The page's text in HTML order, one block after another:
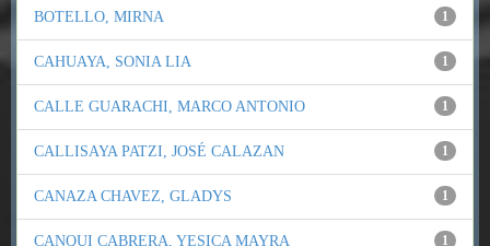
1
BOTELLO, MIRNA
1
CAHUAYA, SONIA LIA
1
CALLE GUARACHI, MARCO ANTONIO
1
CALLISAYA PATZI, JOSÉ CALAZAN
1
CANAZA CHAVEZ, GLADYS
1
CANQUI CABRERA, YESICA MAYRA